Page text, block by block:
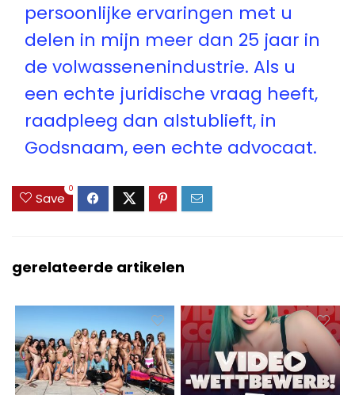
persoonlijke ervaringen met u
delen in mijn meer dan 25 jaar in
de volwassenenindustrie. Als u
een echte juridische vraag heeft,
raadpleeg dan alstublieft, in
Godsnaam, een echte advocaat.
Save
0
gerelateerde artikelen